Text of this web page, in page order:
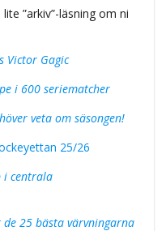
”arkiv”-läsning om ni
Victor Gagic
i 600 seriematcher
veta om säsongen!
25/26
i centrala
de 25 bästa värvningarna